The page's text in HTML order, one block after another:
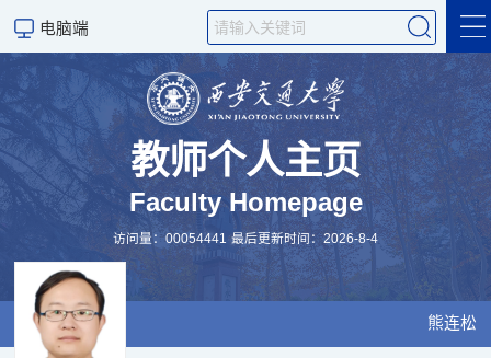
电脑端
基本信息
科学研究
研究成果
教师个人主页
Faculty Homepage
访问量：00054441 最后更新时间：2026-8-4
熊连松